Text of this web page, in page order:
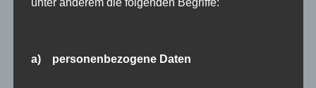
Allgemein
a) personenbezogene Daten